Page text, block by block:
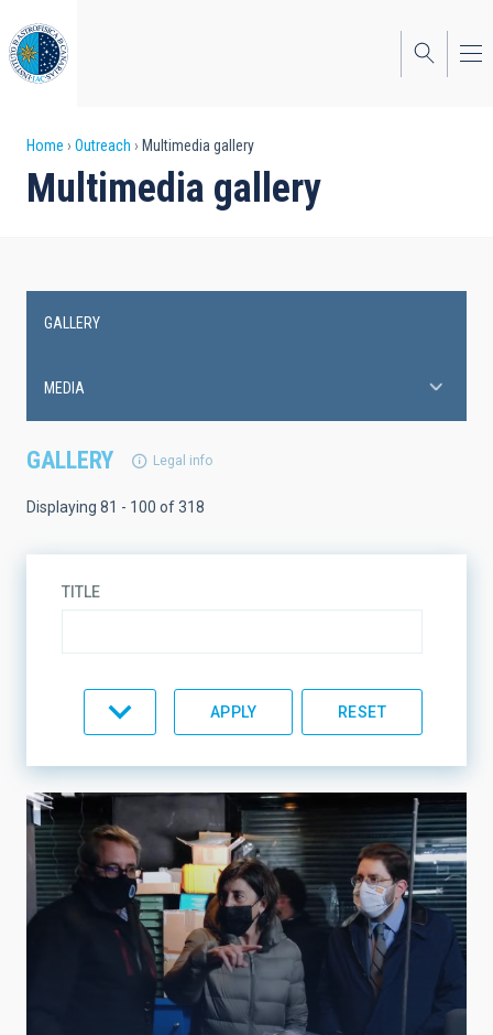
to
main
content
Breadcrumb
Home Outreach Multimedia gallery
Multimedia gallery
GALLERY Legal info
Displaying 81 - 100 of 318
TITLE
LINES OF RESEARCH
LINES OF INSTRUMENTATION
navigation
GALLERY
MEDIA